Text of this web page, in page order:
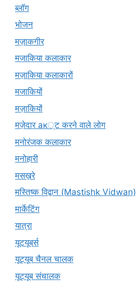
ब्लॉग
भोजन
मज़ाकगीर
मजाकिया कलाकार
मज़ाकिया कलाकारों
मजाकियों
मज़ाकियों
मज़ेदार ак्ट करने वाले लोग
मनोरंजक कलाकार
मनोहारी
मसख़रे
मस्तिष्क विद्वान (Mastishk Vidwan)
मार्केटिंग
यात्रा
यूटयूबर्स
यूट्यूब चैनल चालक
यूट्यूब संचालक